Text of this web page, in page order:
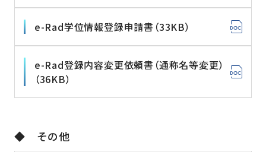
e-Rad学位情報登録申請書（33KB）
e-Rad登録内容変更依頼書（通称名等変更）
（36KB）
◆ その他